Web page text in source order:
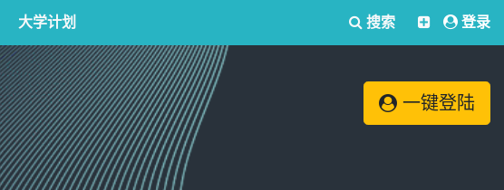
大学计划 搜索 登录
一键登陆